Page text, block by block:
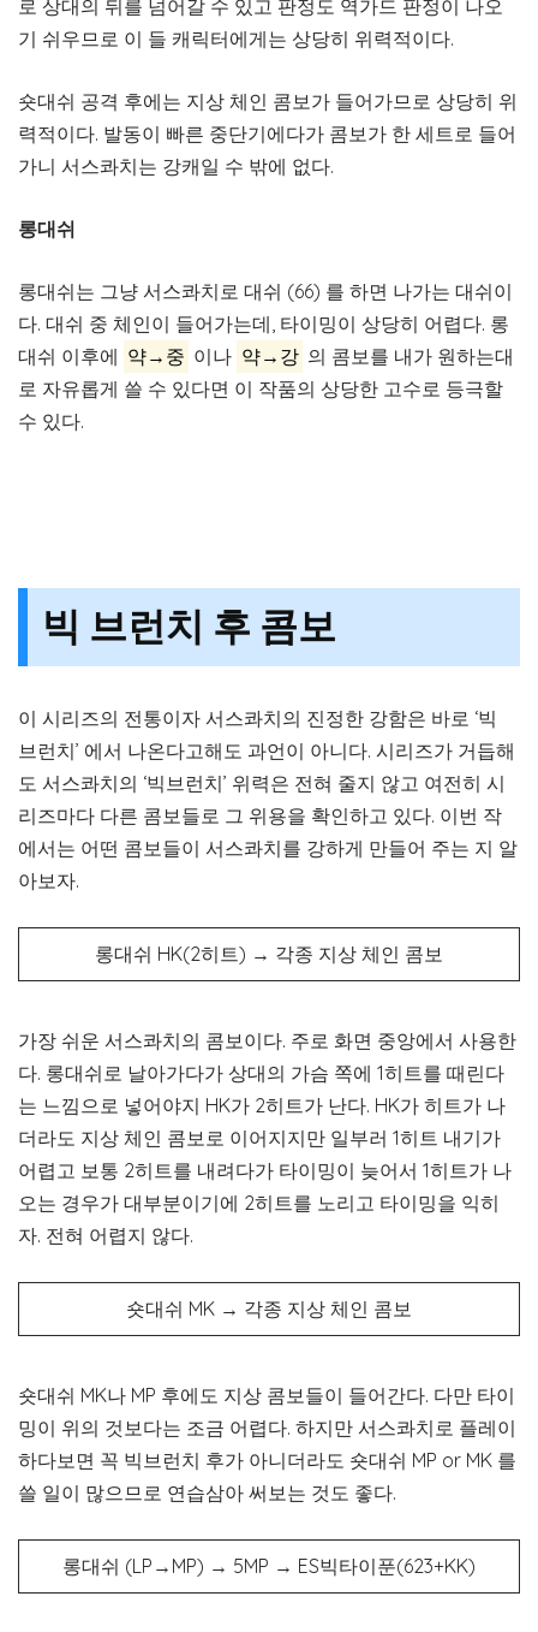
로 상대의 뒤를 넘어갈 수 있고 판정도 역가드 판정이 나오
기 쉬우므로 이 들 캐릭터에게는 상당히 위력적이다.
숏대쉬 공격 후에는 지상 체인 콤보가 들어가므로 상당히 위
력적이다. 발동이 빠른 중단기에다가 콤보가 한 세트로 들어
가니 서스콰치는 강캐일 수 밖에 없다.
롱대쉬
롱대쉬는 그냥 서스콰치로 대쉬 (66) 를 하면 나가는 대쉬이
다. 대쉬 중 체인이 들어가는데, 타이밍이 상당히 어렵다. 롱
대쉬 이후에 약→중 이나 약→강 의 콤보를 내가 원하는대
로 자유롭게 쓸 수 있다면 이 작품의 상당한 고수로 등극할
수 있다.
빅 브런치 후 콤보
이 시리즈의 전통이자 서스콰치의 진정한 강함은 바로 ‘빅
브런치’ 에서 나온다고해도 과언이 아니다. 시리즈가 거듭해
도 서스콰치의 ‘빅브런치’ 위력은 전혀 줄지 않고 여전히 시
리즈마다 다른 콤보들로 그 위용을 확인하고 있다. 이번 작
에서는 어떤 콤보들이 서스콰치를 강하게 만들어 주는 지 알
아보자.
롱대쉬 HK(2히트) → 각종 지상 체인 콤보
가장 쉬운 서스콰치의 콤보이다. 주로 화면 중앙에서 사용한
다. 롱대쉬로 날아가다가 상대의 가슴 쪽에 1히트를 때린다
는 느낌으로 넣어야지 HK가 2히트가 난다. HK가 히트가 나
더라도 지상 체인 콤보로 이어지지만 일부러 1히트 내기가
어렵고 보통 2히트를 내려다가 타이밍이 늦어서 1히트가 나
오는 경우가 대부분이기에 2히트를 노리고 타이밍을 익히
자. 전혀 어렵지 않다.
숏대쉬 MK → 각종 지상 체인 콤보
숏대쉬 MK나 MP 후에도 지상 콤보들이 들어간다. 다만 타이
밍이 위의 것보다는 조금 어렵다. 하지만 서스콰치로 플레이
하다보면 꼭 빅브런치 후가 아니더라도 숏대쉬 MP or MK 를
쓸 일이 많으므로 연습삼아 써보는 것도 좋다.
롱대쉬 (LP→MP) → 5MP → ES빅타이푼(623+KK)